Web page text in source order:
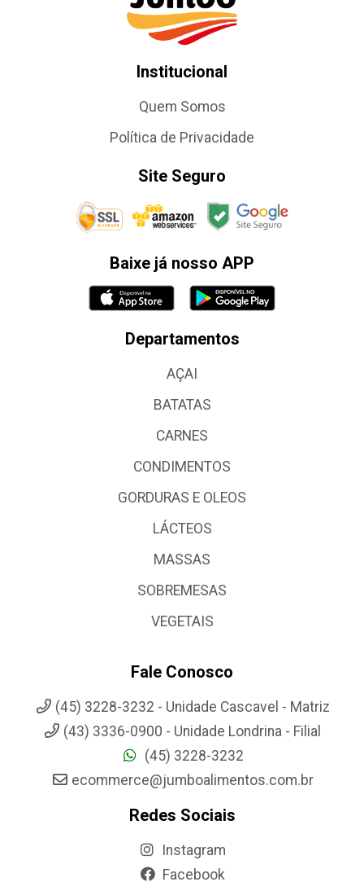
Institucional
Quem Somos
Política de Privacidade
Site Seguro
Baixe já nosso APP
Departamentos
AÇAI
BATATAS
CARNES
CONDIMENTOS
GORDURAS E OLEOS
LÁCTEOS
MASSAS
SOBREMESAS
VEGETAIS
Fale Conosco
(45) 3228-3232 - Unidade Cascavel - Matriz
(43) 3336-0900 - Unidade Londrina - Filial
(45) 3228-3232
ecommerce@jumboalimentos.com.br
Redes Sociais
Instagram
Facebook